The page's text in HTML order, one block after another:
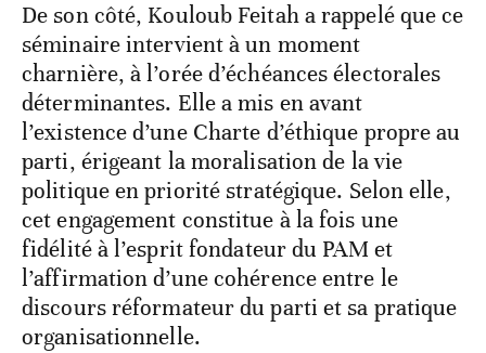
De son côté, Kouloub Feitah a rappelé que ce
séminaire intervient à un moment
charnière, à l’orée d’échéances électorales
déterminantes. Elle a mis en avant
l’existence d’une Charte d’éthique propre au
parti, érigeant la moralisation de la vie
politique en priorité stratégique. Selon elle,
cet engagement constitue à la fois une
fidélité à l’esprit fondateur du PAM et
l’affirmation d’une cohérence entre le
discours réformateur du parti et sa pratique
organisationnelle.